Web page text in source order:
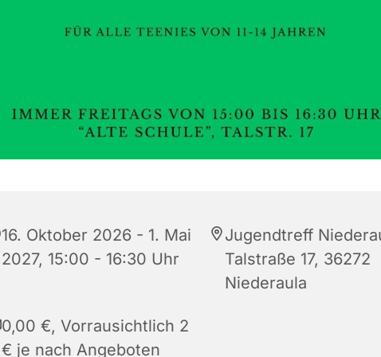
16. Oktober 2026 - 1. Mai
2027, 15:00 - 16:30 Uhr
Jugendtreff
Talstraße 17, 36272
Niederaula
0,00 €, Vorrausichtlich 2
€ je nach Angeboten